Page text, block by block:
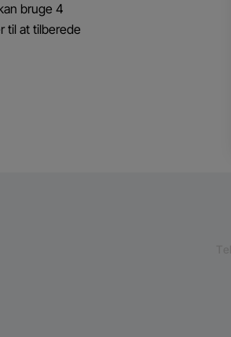
bruge 4
til at tilberede